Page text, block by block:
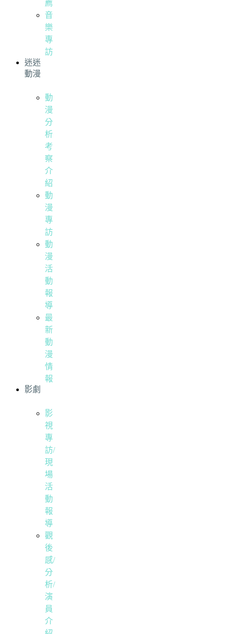
薦
音
樂
專
訪
迷迷
動漫
動
漫
分
析
考
察
介
紹
動
漫
專
訪
動
漫
活
動
報
導
最
新
動
漫
情
報
影劇
影
視
專
訪/
現
場
活
動
報
導
觀
後
感/
分
析/
演
員
介